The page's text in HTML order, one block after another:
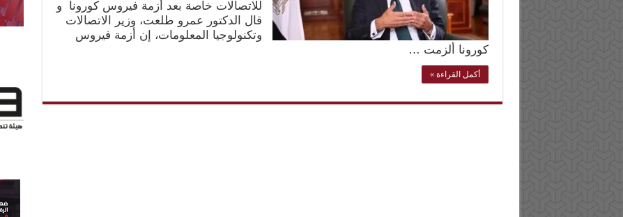
للاتصالات خاصة بعد أزمة فيروس كورونا و
قال الدكتور عمرو طلعت، وزير الاتصالات
وتكنولوجيا المعلومات، إن أزمة فيروس
كورونا ألزمت …
أكمل القراءة »